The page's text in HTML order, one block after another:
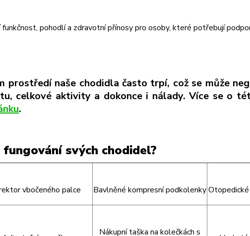
pohodlí a zdravotní přínosy pro osoby, které potřebují
prostředí naše chodidla často trpí, což se může
celkové aktivity a dokonce i nálady. Více se o
.
svých chodidel?
vbočeného palce Bavlněné kompresní podkolenky
Nákupní taška na kolečkách s